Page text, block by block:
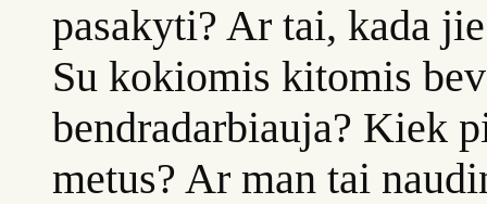
pasakyti? Ar tai, kada
Su kokiomis kitomis
bendradarbiauja? Kiek
metus? Ar man tai